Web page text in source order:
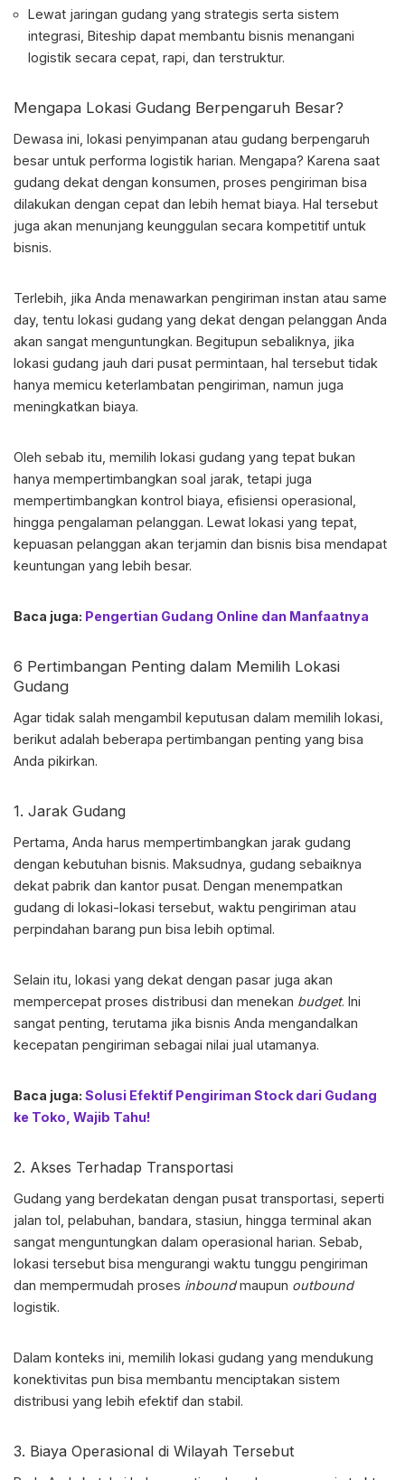
Lewat jaringan gudang yang strategis serta sistem
integrasi, Biteship dapat membantu bisnis menangani
logistik secara cepat, rapi, dan terstruktur.
Mengapa Lokasi Gudang Berpengaruh Besar?
Dewasa ini, lokasi penyimpanan atau gudang berpengaruh
besar untuk performa logistik harian. Mengapa? Karena saat
gudang dekat dengan konsumen, proses pengiriman bisa
dilakukan dengan cepat dan lebih hemat biaya. Hal tersebut
juga akan menunjang keunggulan secara kompetitif untuk
bisnis.
Terlebih, jika Anda menawarkan pengiriman instan atau same
day, tentu lokasi gudang yang dekat dengan pelanggan Anda
akan sangat menguntungkan. Begitupun sebaliknya, jika
lokasi gudang jauh dari pusat permintaan, hal tersebut tidak
hanya memicu keterlambatan pengiriman, namun juga
meningkatkan biaya.
Oleh sebab itu, memilih lokasi gudang yang tepat bukan
hanya mempertimbangkan soal jarak, tetapi juga
mempertimbangkan kontrol biaya, efisiensi operasional,
hingga pengalaman pelanggan. Lewat lokasi yang tepat,
kepuasan pelanggan akan terjamin dan bisnis bisa mendapat
keuntungan yang lebih besar.
Baca juga: Pengertian Gudang Online dan Manfaatnya
6 Pertimbangan Penting dalam Memilih Lokasi
Gudang
Agar tidak salah mengambil keputusan dalam memilih lokasi,
berikut adalah beberapa pertimbangan penting yang bisa
Anda pikirkan.
1. Jarak Gudang
Pertama, Anda harus mempertimbangkan jarak gudang
dengan kebutuhan bisnis. Maksudnya, gudang sebaiknya
dekat pabrik dan kantor pusat. Dengan menempatkan
gudang di lokasi-lokasi tersebut, waktu pengiriman atau
perpindahan barang pun bisa lebih optimal.
Selain itu, lokasi yang dekat dengan pasar juga akan
mempercepat proses distribusi dan menekan budget. Ini
sangat penting, terutama jika bisnis Anda mengandalkan
kecepatan pengiriman sebagai nilai jual utamanya.
Baca juga: Solusi Efektif Pengiriman Stock dari Gudang
ke Toko, Wajib Tahu!
2. Akses Terhadap Transportasi
Gudang yang berdekatan dengan pusat transportasi, seperti
jalan tol, pelabuhan, bandara, stasiun, hingga terminal akan
sangat menguntungkan dalam operasional harian. Sebab,
lokasi tersebut bisa mengurangi waktu tunggu pengiriman
dan mempermudah proses inboundmaupun outbound
logistik.
Dalam konteks ini, memilih lokasi gudang yang mendukung
konektivitas pun bisa membantu menciptakan sistem
distribusi yang lebih efektif dan stabil.
3. Biaya Operasional di Wilayah Tersebut